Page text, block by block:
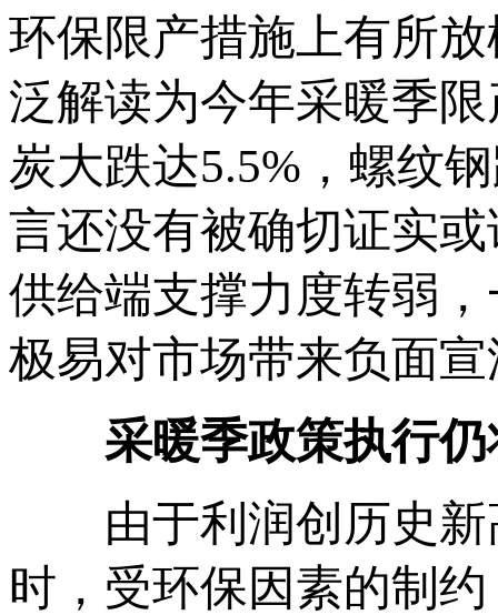
环保限产措施上有所
泛解读为今年采暖季
炭大跌达5.5%，螺纹
言还没有被确切证实
供给端支撑力度转弱
极易对市场带来负面
采暖季政策执行
由于利润创历史新
时，受环保因素的制